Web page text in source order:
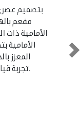
تتميز SHINE بكونها ذات أداء مميز تضيف تألقا
عصري وانسيابي
فيك من مجرد